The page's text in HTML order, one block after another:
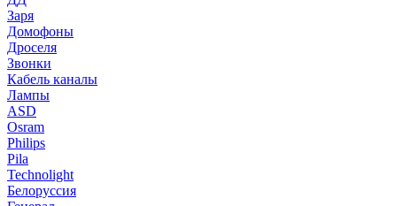
Заря
Домофоны
Дроселя
Звонки
Кабель каналы
Лампы
ASD
Osram
Philips
Pila
Technolight
Белоруссия